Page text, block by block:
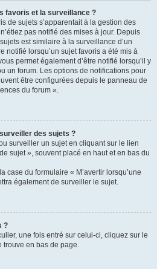
favoris et la surveillance ?
de sujets s’apparentait à la gestion des
pas notifié des mises à jour. Depuis
est similaire à la surveillance d’un
notifié lorsqu’un sujet favoris a été mis à
permet également d’être notifié lorsqu’il y
un forum. Les options de notifications pour
être configurées depuis le panneau de
du forum ».
des sujets ?
surveiller un sujet en cliquant sur le lien
sujet », souvent placé en haut et en bas du
case du formulaire « M’avertir lorsqu’une
également de surveiller le sujet.
?
une fois entré sur celui-ci, cliquez sur le
trouve en bas de page.